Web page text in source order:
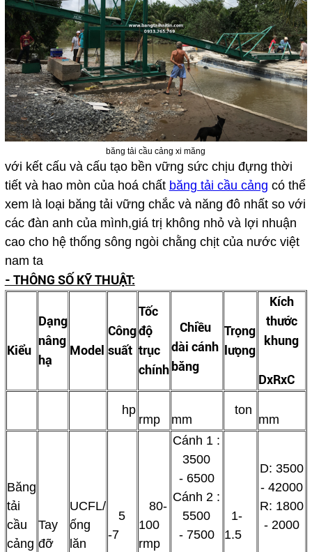
băng tải cầu cảng xi măng
với kết cấu và cấu tạo bền vững sức chịu đựng thời
tiết và hao mòn của hoá chất băng tải cầu cảng có thể
xem là loại băng tải vững chắc và năng đô nhất so với
các đàn anh của mình,giá trị không nhỏ và lợi nhuận
cao cho hệ thống sông ngòi chằng chịt của nước việt
nam ta
- THÔNG SỐ KỸ THUẬT:
Kiểu
Dạng
nâng
hạ
Model
Công
suất
Tốc
độ
trục
chính
Chiều
dài cánh
băng
Trọng
lưọng
Kích
thước
khung
DxRxC
hp
rmp mm
ton
mm
Băng
tải
cầu
cảng
Tay
đỡ
UCFL/
ống
lăn
5
-7
80-
100
rmp
Cánh 1 :
3500
- 6500
Cánh 2 :
5500
- 7500
1-
1.5
D: 3500
- 42000
R: 1800
- 2000